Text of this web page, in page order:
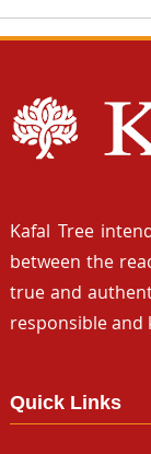
Kafal Tree
between the
true and
responsible and
Quick Links